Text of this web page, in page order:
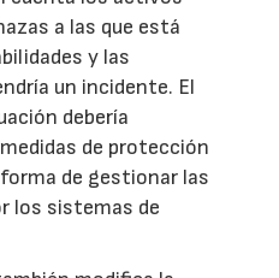
a las que está
y las
un incidente. El
debería
de protección
de gestionar las
los sistemas de